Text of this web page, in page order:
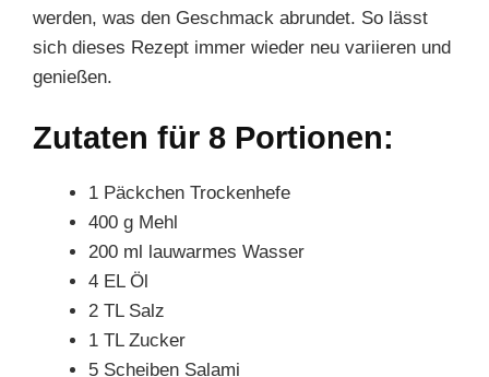
werden, was den Geschmack abrundet. So lässt
sich dieses Rezept immer wieder neu variieren und
genießen.
Zutaten für 8 Portionen:
1 Päckchen Trockenhefe
400 g Mehl
200 ml lauwarmes Wasser
4 EL Öl
2 TL Salz
1 TL Zucker
5 Scheiben Salami